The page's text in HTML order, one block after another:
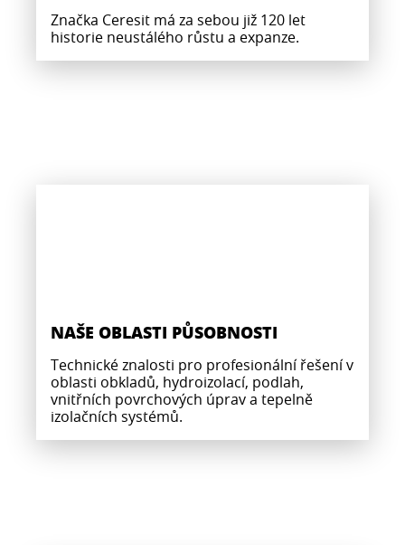
Značka Ceresit má za sebou již 120 let
historie neustálého růstu a expanze.
NAŠE OBLASTI PŮSOBNOSTI
Technické znalosti pro profesionální řešení v
oblasti obkladů, hydroizolací, podlah,
vnitřních povrchových úprav a tepelně
izolačních systémů.